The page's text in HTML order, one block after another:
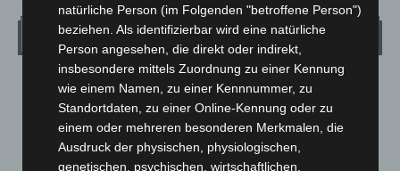
Wetter
LANGENHAGEN
Bedeckt
19.7°C
natürliche Person (im Folgenden "betroffene Person")
beziehen. Als identifizierbar wird eine natürliche
Person angesehen, die direkt oder indirekt,
insbesondere mittels Zuordnung zu einer Kennung
wie einem Namen, zu einer Kennnummer, zu
Standortdaten, zu einer Online-Kennung oder zu
einem oder mehreren besonderen Merkmalen, die
Ausdruck der physischen, physiologischen,
genetischen, psychischen, wirtschaftlichen,